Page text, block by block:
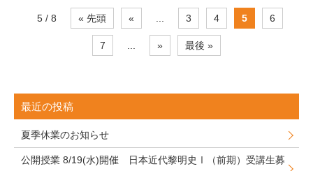
5 / 8 « 先頭 « 3 4 5 6
7 » 最後 »
最近の投稿
夏季休業のお知らせ
公開授業 8/19(水)開催 日本近代黎明史Ⅰ（前期）受講生募